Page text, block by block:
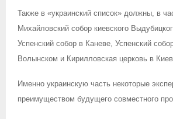
Также в «украинский список» должны, в
Михайловский собор киевского
Успенский собор в Каневе, Успенский
Волынском и Кирилловская церковь в
Именно украинскую часть некоторые
преимуществом будущего совместного